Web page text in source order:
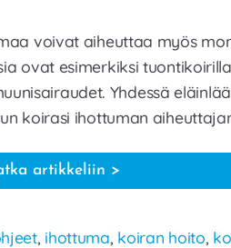
voivat aiheuttaa myös
ovat esimerkiksi
Yhdessä
koirasi ihottuman
artikkeliin Koiran
, ihottuma, koiran hoito,